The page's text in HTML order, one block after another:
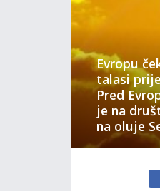
Evropu
talasi
Pred
je na
na oluje